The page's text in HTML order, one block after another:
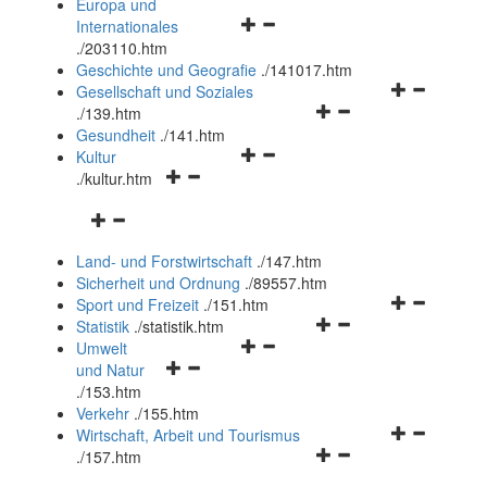
Navigationsmenü
und
schließen
Europa und
Internationales
./203110.htm
Geschichte und Geografie ./141017.htm
Navigationsmenü
Gesellschaft und Soziales
./139.htm
Navigationsmenü
Gesundheit ./141.htm
Navigationsmenü
Kultur
./kultur.htm
Navigationsmenü
und
schließen
Land- und Forstwirtschaft ./147.htm
Sicherheit und Ordnung ./89557.htm
Navigationsmenü
Sport und Freizeit ./151.htm
Navigationsmenü
Statistik ./statistik.htm
Navigationsmenü
und
schließen
Umwelt
und Natur
./153.htm
Verkehr ./155.htm
Navigationsmenü
Wirtschaft, Arbeit und Tourismus
./157.htm